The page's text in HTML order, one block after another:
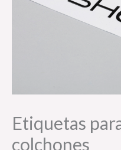
Etiquetas
colchones